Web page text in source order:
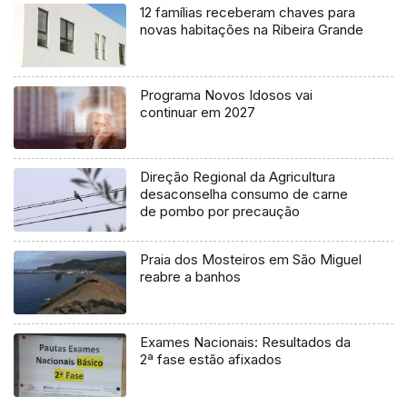
12 famílias receberam chaves para
novas habitações na Ribeira Grande
Programa Novos Idosos vai
continuar em 2027
Direção Regional da Agricultura
desaconselha consumo de carne
de pombo por precaução
Praia dos Mosteiros em São Miguel
reabre a banhos
Exames Nacionais: Resultados da
2ª fase estão afixados